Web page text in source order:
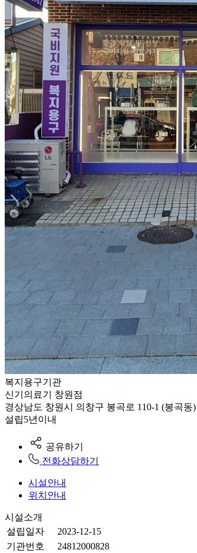
복지용구기관
신기의료기 창원점
경상남도 창원시 의창구 봉곡로 110-1 (봉곡동)
설립5년이내
공유하기
전화상담하기
시설안내
위치안내
시설소개
설립일자
2023-12-15
기관번호
24812000828